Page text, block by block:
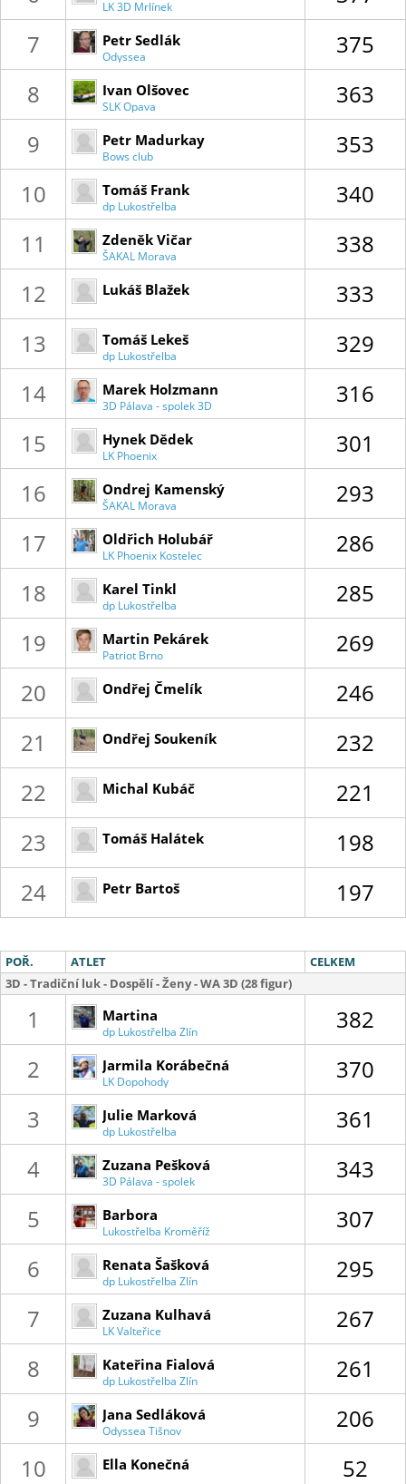
LK 3D Mrlínek
7
Petr Sedlák
Odyssea
Tišnov
375
8
Ivan Olšovec
SLK Opava
363
9
Petr Madurkay
Bows club
"Chimera" Hradec
353
10
Tomáš Frank
dp Lukostřelba
Zlín
340
11
Zdeněk Vičar
ŠAKAL Morava
338
12
Lukáš Blažek
333
13
Tomáš Lekeš
dp Lukostřelba
Zlín
329
14
Marek Holzmann
3D Pálava - spolek 3D
lukostřelnice
316
15
Hynek Dědek
LK Phoenix
Kostelec
301
16
Ondrej Kamenský
ŠAKAL Morava
293
17
Oldřich Holubář
LK Phoenix Kostelec
286
18
Karel Tinkl
dp Lukostřelba
Zlín
285
19
Martin Pekárek
Patriot Brno
269
20
Ondřej Čmelík
246
21
Ondřej Soukeník
232
22
Michal Kubáč
221
23
Tomáš Halátek
198
24
Petr Bartoš 197
POŘ. ATLET
CELKEM
3D - Tradiční luk - Dospělí - Ženy - WA 3D (28 figur)
1
Martina
Blahušová
dp Lukostřelba Zlín
382
2
Jarmila Korábečná
LK Dopohody
370
3
Julie Marková
dp Lukostřelba
Zlín
361
4
Zuzana Pešková
3D Pálava - spolek
3D lukostřelnice
343
5
Barbora
Jančeková
Lukostřelba Kroměříž
307
6
Renata Šašková
dp Lukostřelba Zlín
295
7
Zuzana Kulhavá
LK Valteřice
267
8
Kateřina Fialová
dp Lukostřelba Zlín
261
9
Jana Sedláková
Odyssea Tišnov
206
10
Ella Konečná 52